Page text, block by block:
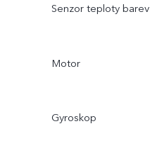
Senzor teploty barev
Motor
Gyroskop